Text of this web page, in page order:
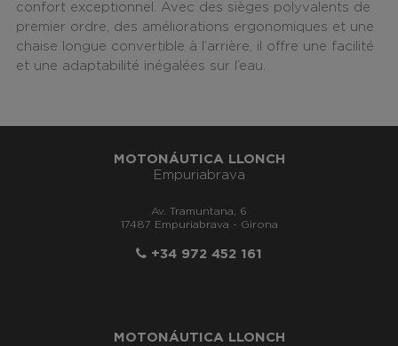
confort exceptionnel. Avec des sièges polyvalents de
premier ordre, des améliorations ergonomiques et une
chaise longue convertible à l’arrière, il offre une facilité
et une adaptabilité inégalées sur l’eau.
MOTONÁUTICA LLONCH
Empuriabrava
Av. Tramuntana, 6
17487 Empuriabrava - Girona
+34 972 452 161
MOTONÁUTICA LLONCH